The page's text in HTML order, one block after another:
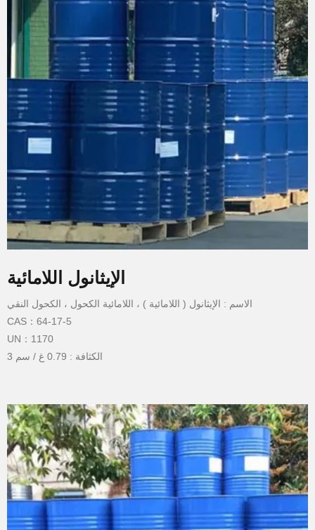
الإيثانول اللامائية
الاسم : الإيثانول ( اللامائية ) ، اللامائية الكحول ، الكحول النقي
CAS：64-17-5
UN：1170
الكثافة : 0.79 غ / سم 3
نقطة الوميض : 12 درجة مئوية